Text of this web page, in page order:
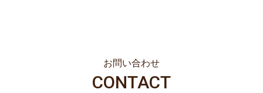
お問い合わせ
CONTACT